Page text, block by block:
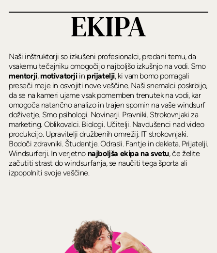
EKIPA
Naši inštruktorji so izkušeni profesionalci, predani temu, da
vsakemu tečajniku omogočijo najboljšo izkušnjo na vodi. Smo
mentorji, motivatorjiin prijatelji, ki vam bomo pomagali
preseči meje in osvojiti nove veščine. Naši snemalci poskrbijo,
da se na kameri ujame vsak pomemben trenutek na vodi, kar
omogoča natančno analizo in trajen spomin na vaše windsurf
doživetje. Smo psihologi. Novinarji. Pravniki. Strokovnjaki za
marketing. Oblikovalci. Biologi. Učitelji. Navdušenci nad video
produkcijo. Upravitelji družbenih omrežij. IT strokovnjaki.
Bodoči zdravniki. Študentje. Odrasli. Fantje in dekleta. Prijatelji.
Windsurferji. In verjetno najboljša ekipa na svetu, če želite
začutiti strast do windsurfanja, se naučiti tega športa ali
izpopolniti svoje veščine.️